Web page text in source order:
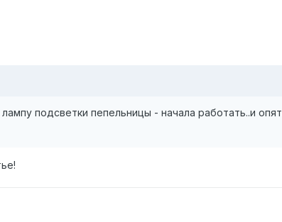
подсветки пепельницы - начала работать..и